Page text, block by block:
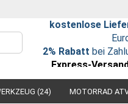
Lieferland
kostenlose
2% Rabatt bei
Express-
(24) MOTORRAD